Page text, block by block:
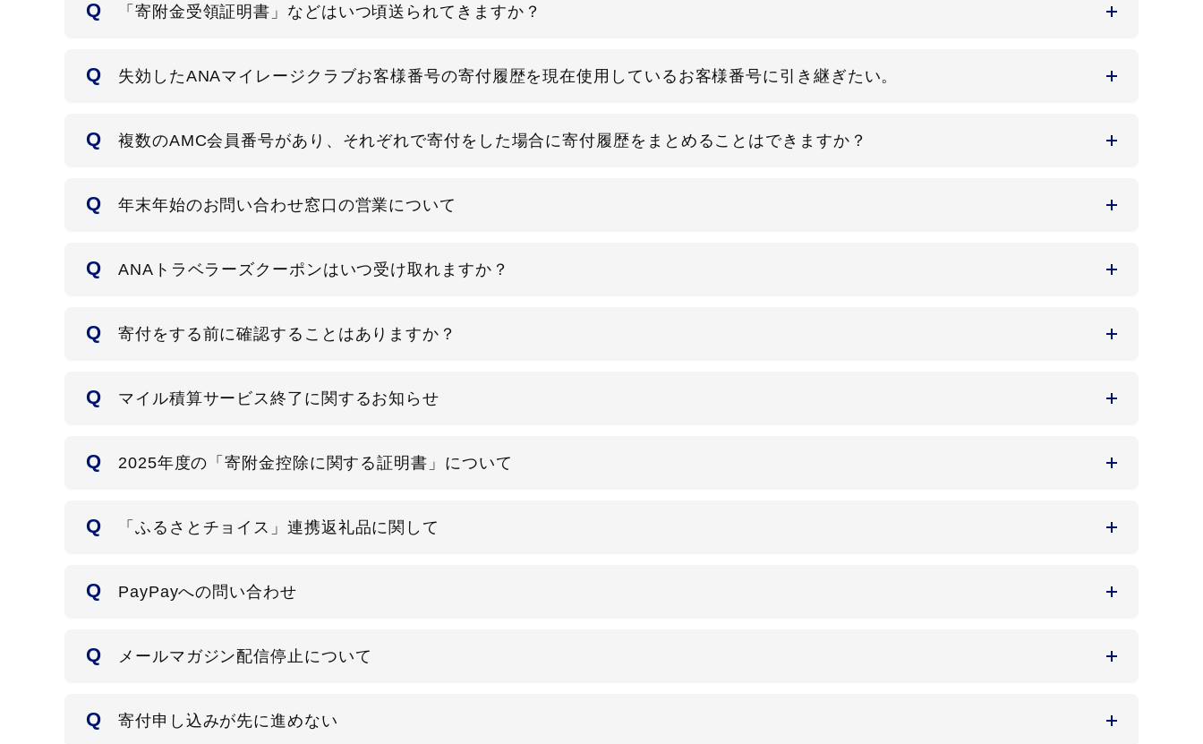
「寄附金受領証明書」などはいつ頃送られてきますか？
失効したANAマイレージクラブお客様番号の寄付履歴を現在使用しているお客様番号に引き継ぎたい。
複数のAMC会員番号があり、それぞれで寄付をした場合に寄付履歴をまとめることはできますか？
年末年始のお問い合わせ窓口の営業について
ANAトラベラーズクーポンはいつ受け取れますか？
寄付をする前に確認することはありますか？
マイル積算サービス終了に関するお知らせ
2025年度の「寄附⾦控除に関する証明書」について
「ふるさとチョイス」連携返礼品に関して
PayPayへの問い合わせ
メールマガジン配信停止について
寄付申し込みが先に進めない